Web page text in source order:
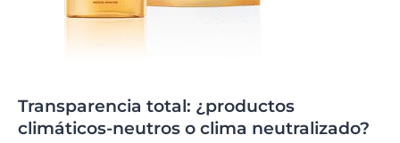
Transparencia total: ¿productos
climáticos-neutros o clima neutralizado?